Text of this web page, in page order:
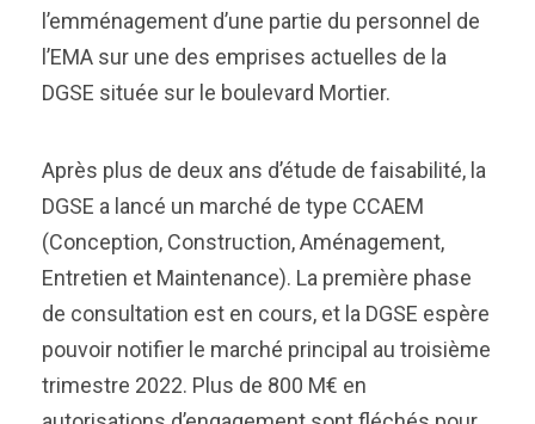
l’emménagement d’une partie du personnel de
l’EMA sur une des emprises actuelles de la
DGSE située sur le boulevard Mortier.
Après plus de deux ans d’étude de faisabilité, la
DGSE a lancé un marché de type CCAEM
(Conception, Construction, Aménagement,
Entretien et Maintenance). La première phase
de consultation est en cours, et la DGSE espère
pouvoir notifier le marché principal au troisième
trimestre 2022. Plus de 800 M€ en